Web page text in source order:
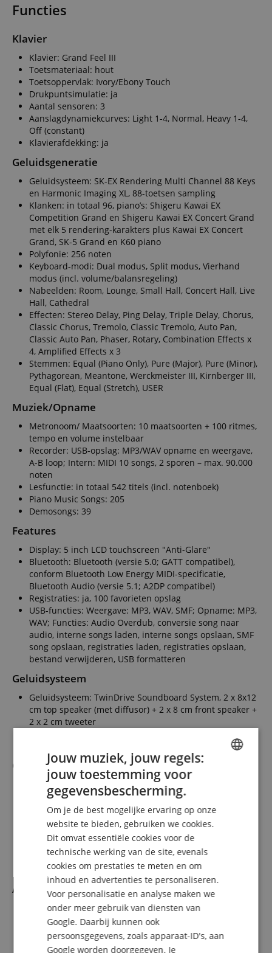
Functies
Klavier
Klavier: Grand Feel III
Toetsmateriaal: hout
Toetsoppervlak: Ivory/Ebony Touch
Drukpuntsimulatie: ja
Aantal sensoren: 3
Aanslagdynamiekcurves: Light 1-4, Normal, Heavy 1-4,
Off (constant)
Klavierafdekking: ja
Geluidsgeneratie
Geluidsysteem: SK-EX Rendering Multi Channel 88 Keys
en Harmonic Imaging XL, 88-toetsen sampling
Klanken: in totaal 96, piano’s: Shigeru Kawai EX
Competition Grand en Shigeru Kawai EX Concert Grand
met elk 5 rendering-karakters plus Kawai EX Concert
Grand, SK-5 Grand en K60 piano
Polyfonie: 256 noten
Keyboard-modi: Dual modus, Split modus, Vierhand
modus (incl. volume/balansregeling)
Nabeelden: Room, Lounge, Small Hall, Concert Hall, Live
Hall, Cathedral
Effecten: Stereo Delay, Ping Delay, Triple Delay, Chorus,
Classic Chorus, Tremolo, Classic Tremolo, Auto Pan,
Classic Auto Pan, Phaser, Rotary, Combination Effects x
4, Amplified Effects x 3
Stemmen: Equal (Piano Only), Pure (Major), Pure (Minor),
Pythagorean, Meantone, Werckmeister III, Kirnberger III,
Equal (Flat), Equal (Stretch), USER
Muziek/Opname
Metronoom/ Maatsoorten: 10 maatsoorten + 100 ritmes,
tempo en volume instelbaar
Recorder: USB-opslag: MP3/WAV opname en weergave,
A-B loop; Intern: MIDI 10 songs, 2 sporen – max. 90.000
noten
Lesfunctie: in totaal 542 titels (incl. notenboek)
Piano Music Songs: 205
Demosongs: 39
Features
Display: 5 inch LCD touchscreen "Anti-Glare"
Bluetooth: Bluetooth (versie 5.0; GATT compatibel),
conform Bluetooth Low Energy MIDI-specificatie,
Bluetooth Audio (versie 5.1; A2DP compatibel)
Registraties: ja, 100 favorieten opslag
USB-functies: Weergave: MP3, WAV, SMF; Opname: MP3,
WAV; Functies: Audio Overdub, conversie song naar
audio, interne songs laden, interne songs opslaan, SMF
song opslaan, registraties laden, registraties opslaan,
bestand verwijderen, USB formatteren
Geluidsysteem
Geluidsysteem: TwinDrive Soundboard System, 2 x 8x12
cm top speaker (met diffusor) + 2 x 8 cm front speaker +
2 x 2 cm tweeter
Constructie
Volledig voorgemonteerd - geen verdere montage nodig
Pedalen: Grand Feel Pedal System: Sustain (half-pedaal
mogelijk), Soft (half-pedaal mogelijk), Sostenuto
Notenhouder: extra breed met kunstleren bekleding
Aansluitingen: LINE IN (stereo mini-jack), LINE IN niveau
(stereo mini-jack en 6,3 mm stereo-jack), USB-MIDI, USB
to Device
Afmetingen
Hoogte: 101 cm
Breedte: 145,5 cm
Diepte: 47 cm
Gewicht: 82,5 kg (one piece)
SPANISH
Jouw muziek, jouw regels:
jouw toestemming voor
gegevensbescherming.
Om je de best mogelijke ervaring op onze
website te bieden, gebruiken we cookies.
Dit omvat essentiële cookies voor de
technische werking van de site, evenals
cookies om prestaties te meten en om
inhoud en advertenties te personaliseren.
Voor personalisatie en analyse maken we
onder meer gebruik van diensten van
Google. Daarbij kunnen ook
persoonsgegevens, zoals apparaat-ID's, aan
Google worden doorgegeven. Je